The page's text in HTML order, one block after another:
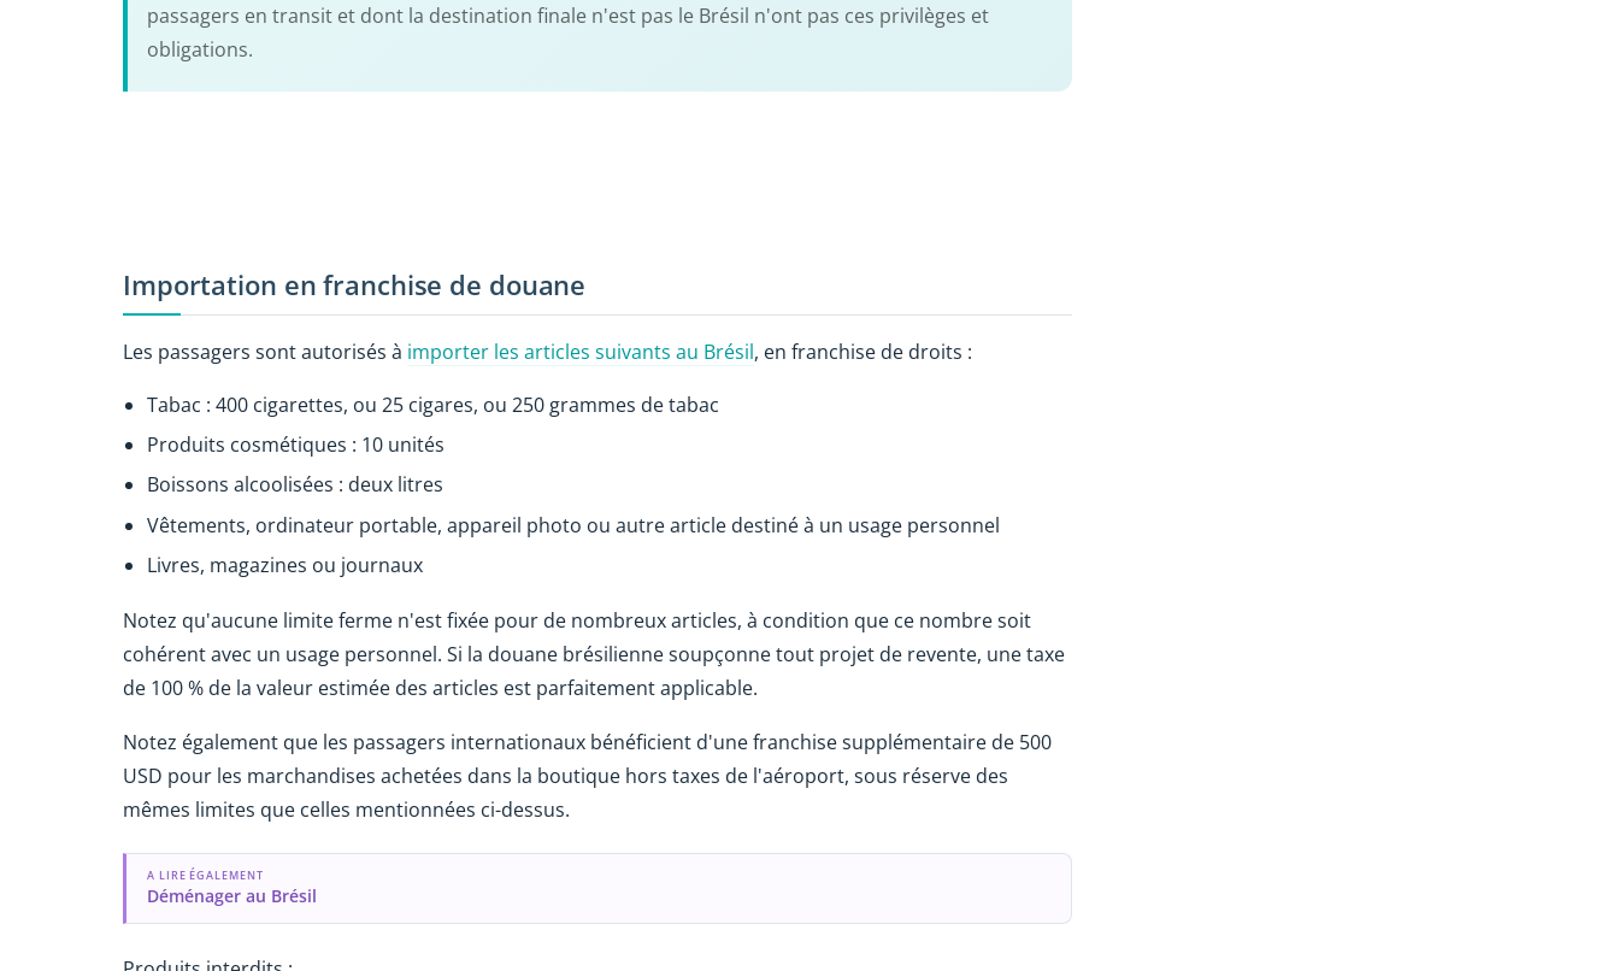
passagers en transit et dont la destination finale n'est pas le Brésil n'ont pas ces privilèges et
obligations.
Importation en franchise de douane
Les passagers sont autorisés à importer les articles suivants au Brésil, en franchise de droits :
Tabac : 400 cigarettes, ou 25 cigares, ou 250 grammes de tabac
Produits cosmétiques : 10 unités
Boissons alcoolisées : deux litres
Vêtements, ordinateur portable, appareil photo ou autre article destiné à un usage personnel
Livres, magazines ou journaux
Notez qu'aucune limite ferme n'est fixée pour de nombreux articles, à condition que ce nombre soit
cohérent avec un usage personnel. Si la douane brésilienne soupçonne tout projet de revente, une taxe
de 100 % de la valeur estimée des articles est parfaitement applicable.
Notez également que les passagers internationaux bénéficient d'une franchise supplémentaire de 500
USD pour les marchandises achetées dans la boutique hors taxes de l'aéroport, sous réserve des
mêmes limites que celles mentionnées ci-dessus.
A LIRE ÉGALEMENT
Déménager au Brésil